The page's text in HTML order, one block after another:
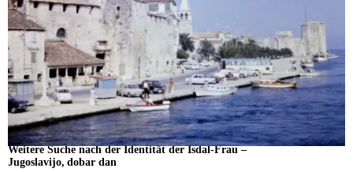
Weitere Suche nach der Identität der Isdal-Frau –
Jugoslavijo, dobar dan